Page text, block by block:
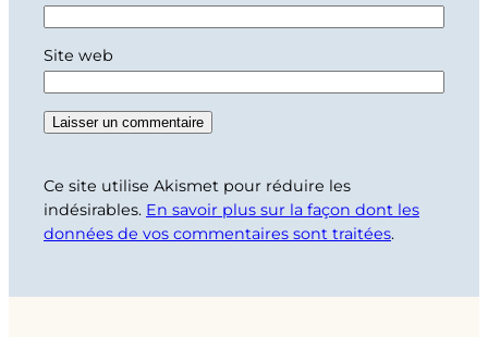
Site web
Ce site utilise Akismet pour réduire les
indésirables. En savoir plus sur la façon dont les
données de vos commentaires sont traitées.